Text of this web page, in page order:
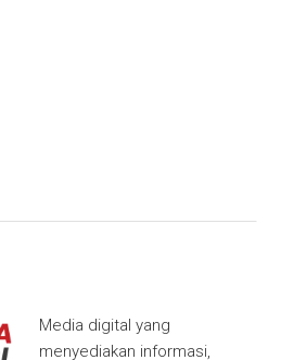
Media digital yang
menyediakan informasi,